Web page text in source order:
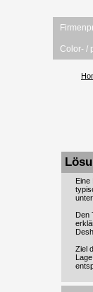
Color- /
Eine
Den
Ziel